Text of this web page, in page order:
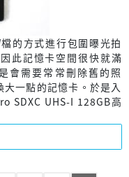
的方式進行包圍曝光拍
此記憶卡空間很快就滿
會需要常常刪除舊的照
一點的記憶卡。於是入
SDXC UHS-I 128GB高